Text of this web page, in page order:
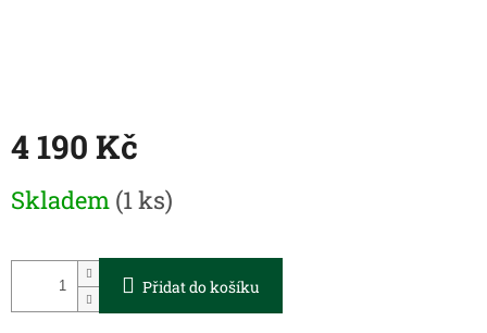
4 190 Kč
cena:
Skladem (1 ks)
Přidat do košíku